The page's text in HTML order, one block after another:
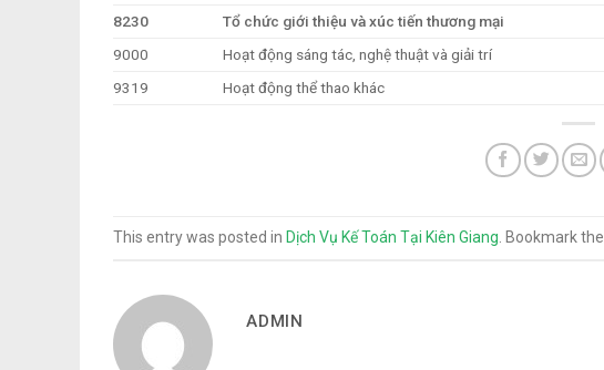
8230
Tổ chức giới thiệu và xúc tiến thương mại
9000
Hoạt động sáng tác, nghệ thuật và giải trí
9319
Hoạt động thể thao khác
This entry was posted in Dịch Vụ Kế Toán Tại Kiên Giang. Bookmark the
ADMIN